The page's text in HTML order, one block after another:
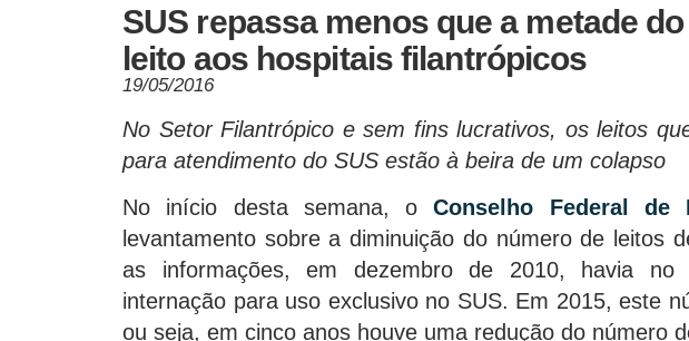
SUS repassa menos que a metade
leito aos hospitais filantrópicos
19/05/2016
No Setor Filantrópico e sem fins lucrativos, os leitos
para atendimento do SUS estão à beira de um colapso
No início desta semana, oConselho Federal de
levantamento sobre a diminuição do número de leitos
as informações, em dezembro de 2010, havia
internação para uso exclusivo no SUS. Em 2015, este
ou seja, em cinco anos houve uma redução do número